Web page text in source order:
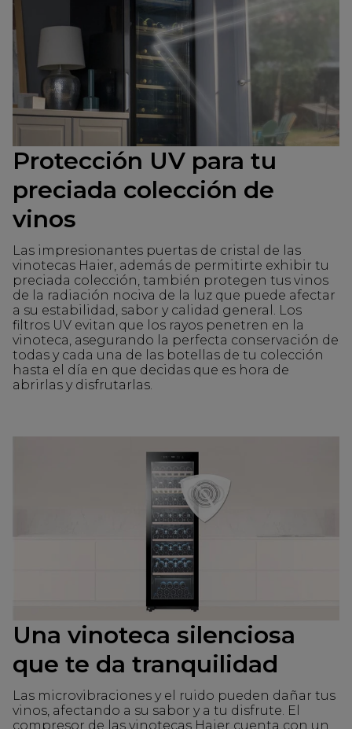
Protección UV para tu
preciada colección de
vinos
Las impresionantes puertas de cristal de las
vinotecas Haier, además de permitirte exhibir tu
preciada colección, también protegen tus vinos
de la radiación nociva de la luz que puede afectar
a su estabilidad, sabor y calidad general. Los
filtros UV evitan que los rayos penetren en la
vinoteca, asegurando la perfecta conservación de
todas y cada una de las botellas de tu colección
hasta el día en que decidas que es hora de
abrirlas y disfrutarlas.
Una vinoteca silenciosa
que te da tranquilidad
Las microvibraciones y el ruido pueden dañar tus
vinos, afectando a su sabor y a tu disfrute. El
compresor de las vinotecas Haier cuenta con un